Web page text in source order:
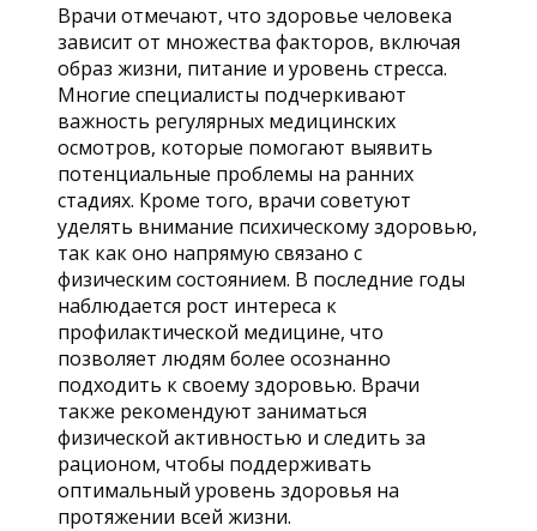
Врачи отмечают, что здоровье человека
зависит от множества факторов, включая
образ жизни, питание и уровень стресса.
Многие специалисты подчеркивают
важность регулярных медицинских
осмотров, которые помогают выявить
потенциальные проблемы на ранних
стадиях. Кроме того, врачи советуют
уделять внимание психическому здоровью,
так как оно напрямую связано с
физическим состоянием. В последние годы
наблюдается рост интереса к
профилактической медицине, что
позволяет людям более осознанно
подходить к своему здоровью. Врачи
также рекомендуют заниматься
физической активностью и следить за
рационом, чтобы поддерживать
оптимальный уровень здоровья на
протяжении всей жизни.